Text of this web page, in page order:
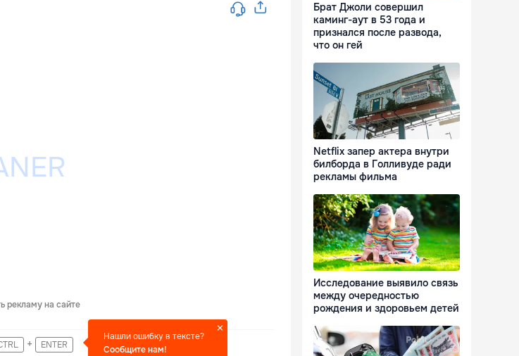
рекламу на сайте
+ ENTER
Нашли ошибку в тексте?
Сообщите нам!
Брат Джоли совершил
каминг-аут в 53 года и
признался после развода,
что он гей
Netflix запер актера внутри
билборда в Голливуде ради
рекламы фильма
Исследование выявило связь
между очередностью
рождения и здоровьем детей